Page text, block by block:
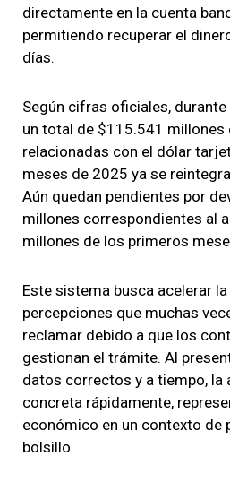
directamente en la cuenta
permitiendo recuperar el
días.
Según cifras oficiales,
un total de $115.541 millones
relacionadas con el dólar
meses de 2025 ya se
Aún quedan pendientes por
millones correspondientes al
millones de los primeros
Este sistema busca acelerar
percepciones que muchas
reclamar debido a que los
gestionan el trámite. Al
datos correctos y a tiempo, la
concreta rápidamente,
económico en un contexto de
bolsillo.